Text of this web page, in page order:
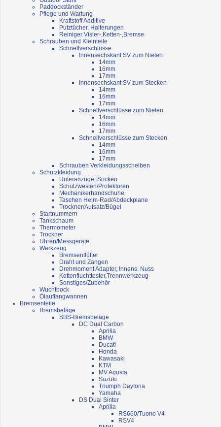
Paddockständer
Pflege und Wartung
Kraftstoff Additive
Putztücher, Halterungen
Reiniger Visier-,Ketten-,Bremse
Schrauben und Kleinteile
Schnellverschlüsse
Innensechskant SV zum Nieten
14mm
16mm
17mm
Innensechskant SV zum Stecken
14mm
16mm
17mm
Schnellverschlüsse zum Nieten
14mm
16mm
17mm
Schnellverschlüsse zum Stecken
14mm
16mm
17mm
Schrauben Verkleidungsscheiben
Schutzkleidung
Unteranzüge, Socken
Schutzwesten/Protektoren
Mechanikerhandschuhe
Taschen Helm-Rad/Abdeckplane
Trockner/Aufsatz/Bügel
Startnummern
Tankschaum
Thermometer
Trockner
Uhren/Messgeräte
Werkzeug
Bremsentlüfter
Draht und Zangen
Drehmoment Adapter, Innens. Nuss
Kettenfluchttester,Trennwerkzeug
Sonstiges/Zubehör
Wuchtbock
Ölauffangwannen
Bremsenteile
Bremsbeläge
SBS-Bremsbeläge
DC Dual Carbon
Aprilia
BMW
Ducati
Honda
Kawasaki
KTM
MV Agusta
Suzuki
Triumph Daytona
Yamaha
DS Dual Sinter
Aprilia
RS660/Tuono V4
RSV4